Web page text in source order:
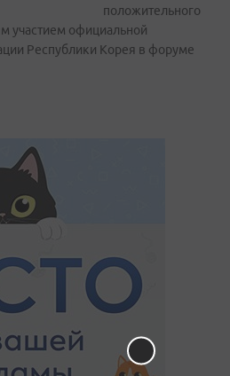
положительного
участием официальной
Республики Корея в форуме